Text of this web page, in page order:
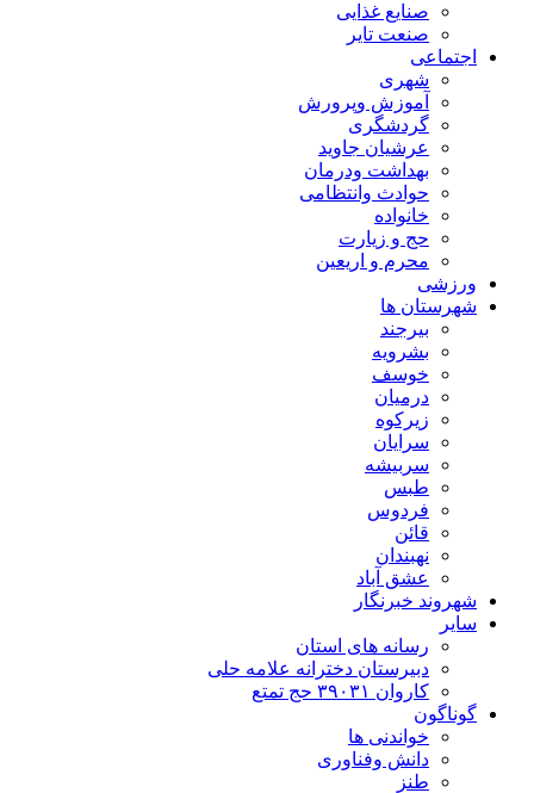
صنایع غذایی
صنعت تایر
اجتماعی
شهری
آموزش وپرورش
گردشگری
عرشیان جاوید
بهداشت ودرمان
حوادث وانتظامی
خانواده
حج و زیارت
محرم و اریعین
ورزشی
شهرستان ها
بیرجند
بشرویه
خوسف
درمیان
زیرکوه
سرایان
سربیشه
طبس
فردوس
قائن
نهبندان
عشق آباد
شهروند خبرنگار
سایر
رسانه های استان
دبیرستان دخترانه علامه حلی
کاروان ۳۹۰۳۱ حج تمتع
گوناگون
خواندنی ها
دانش وفناوری
طنز